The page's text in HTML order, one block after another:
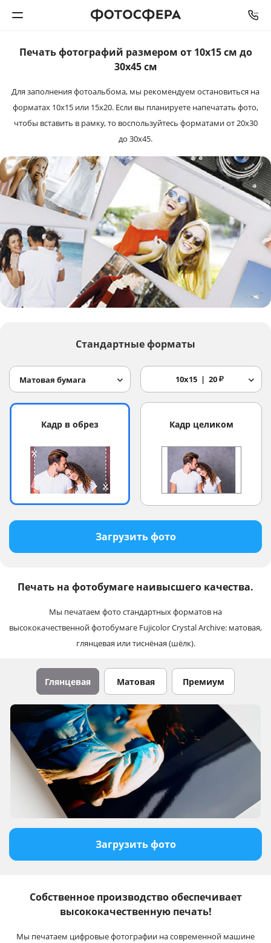
Фотокниги
Календари
Интерьерная печать
Фотоподарки
Багетная мастерская
Полиграфия
Услуги и сервис
Печать фотографий размером от 10х15 см до
30х45 см
Для заполнения фотоальбома, мы рекомендуем остановиться на
форматах 10х15 или 15х20. Если вы планируете напечатать фото,
чтобы вставить в рамку, то воспользуйтесь форматами от 20х30
до 30х45.
Стандартные форматы
Матовая бумага 10x15 20₽
Кадр в обрез Кадр целиком
Загрузить фото
Печать на фотобумаге наивысшего качества.
Мы печатаем фото стандартных форматов на
высококачественной фотобумаге Fujicolor Crystal Archive: матовая,
глянцевая или тиснёная (шёлк).
Глянцевая Матовая Премиум
Загрузить фото
Собственное производство обеспечивает
высококачественную печать!
Мы печатаем цифровые фотографии на современной машине